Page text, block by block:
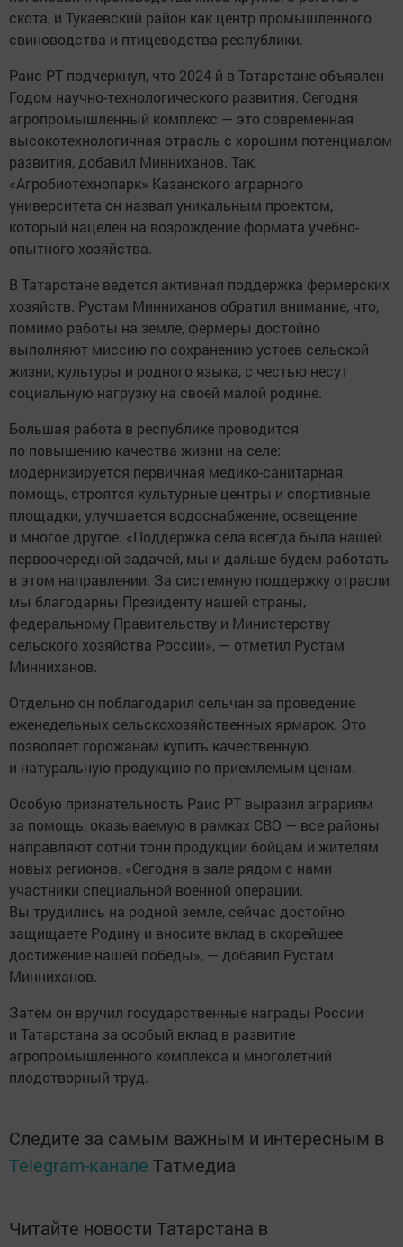
скота, и Тукаевский район как центр промышленного
свиноводства и птицеводства республики.
Раис РТ подчеркнул, что 2024-й в Татарстане объявлен
Годом научно-технологического развития. Сегодня
агропромышленный комплекс — это современная
высокотехнологичная отрасль с хорошим потенциалом
развития, добавил Минниханов. Так,
«Агробиотехнопарк» Казанского аграрного
университета он назвал уникальным проектом,
который нацелен на возрождение формата учебно-
опытного хозяйства.
В Татарстане ведется активная поддержка фермерских
хозяйств. Рустам Минниханов обратил внимание, что,
помимо работы на земле, фермеры достойно
выполняют миссию по сохранению устоев сельской
жизни, культуры и родного языка, с честью несут
социальную нагрузку на своей малой родине.
Большая работа в республике проводится
по повышению качества жизни на селе:
модернизируется первичная медико-санитарная
помощь, строятся культурные центры и спортивные
площадки, улучшается водоснабжение, освещение
и многое другое. «Поддержка села всегда была нашей
первоочередной задачей, мы и дальше будем работать
в этом направлении. За системную поддержку отрасли
мы благодарны Президенту нашей страны,
федеральному Правительству и Министерству
сельского хозяйства России», — отметил Рустам
Минниханов.
Отдельно он поблагодарил сельчан за проведение
еженедельных сельскохозяйственных ярмарок. Это
позволяет горожанам купить качественную
и натуральную продукцию по приемлемым ценам.
Особую признательность Раис РТ выразил аграриям
за помощь, оказываемую в рамках СВО — все районы
направляют сотни тонн продукции бойцам и жителям
новых регионов. «Сегодня в зале рядом с нами
участники специальной военной операции.
Вы трудились на родной земле, сейчас достойно
защищаете Родину и вносите вклад в скорейшее
достижение нашей победы», — добавил Рустам
Минниханов.
Затем он вручил государственные награды России
и Татарстана за особый вклад в развитие
агропромышленного комплекса и многолетний
плодотворный труд.
Следите за самым важным и интересным в
Telegram-канале Татмедиа
Читайте новости Татарстана в